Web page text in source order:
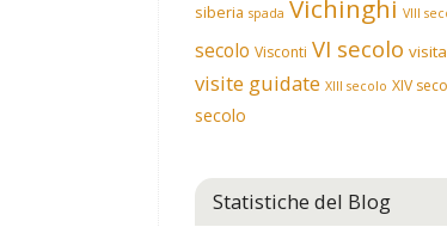
siberia spada Vichinghi VIII
secolo Visconti VI secolo
visite guidate XIII secolo XIV
secolo
Statistiche del Blog